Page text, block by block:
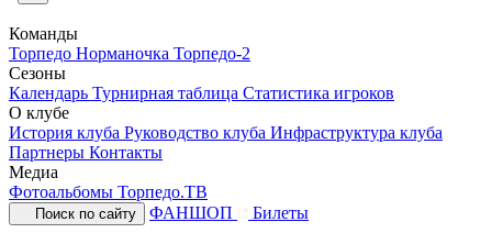
Команды
Торпедо Норманочка Торпедо-2
Сезоны
Календарь Турнирная таблица Статистика игроков
О клубе
История клуба Руководство клуба Инфраструктура клуба
Партнеры Контакты
Медиа
Фотоальбомы Торпедо.ТВ
Поиск по сайту ФАНШОП Билеты